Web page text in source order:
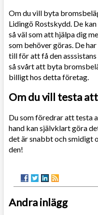
Om du vill byta
Lidingö Rostskydd. De
så väl som att hjälpa dig
som behöver göras. De
till för att få den
så svårt att byta
billigt hos detta företag.
Om du vill testa
Du som föredrar att testa
hand kan självklart göra
det är snabbt och smidigt
den!
Andra inlägg